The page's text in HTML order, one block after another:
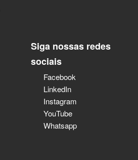
Siga nossas redes
sociais
Facebook
LinkedIn
Instagram
YouTube
Whatsapp